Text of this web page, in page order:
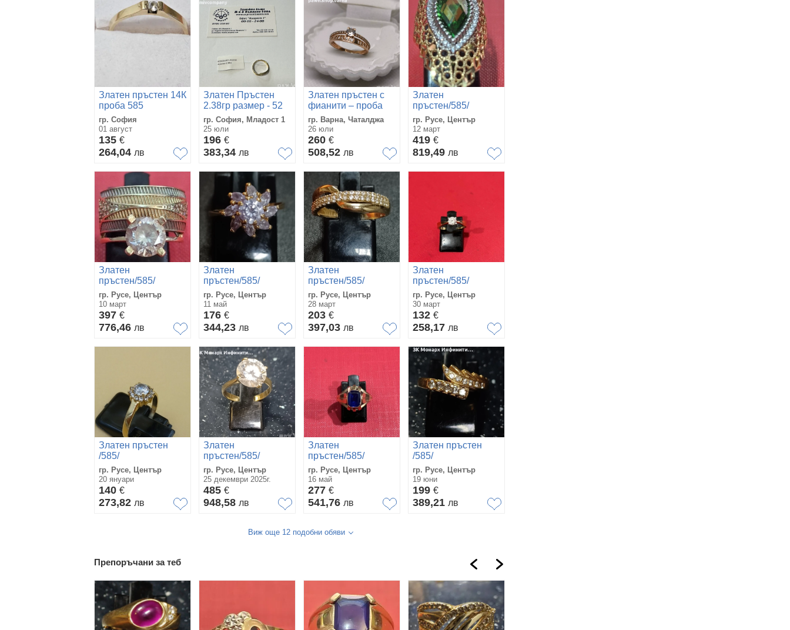
Златен пръстен 14К
проба 585
гр. София
01 август
135 €
264,04 лв
Златен Пръстен
2.38гр размер - 52
гр. София, Младост 1
25 юли
196 €
383,34 лв
Златен пръстен с
фианити – проба
585
гр. Варна, Чаталджа
26 юли
260 €
508,52 лв
Златен
пръстен/585/
гр. Русе, Център
12 март
419 €
819,49 лв
Златен
пръстен/585/
гр. Русе, Център
10 март
397 €
776,46 лв
Златен
пръстен/585/
гр. Русе, Център
11 май
176 €
344,23 лв
Златен
пръстен/585/
гр. Русе, Център
28 март
203 €
397,03 лв
Златен
пръстен/585/
гр. Русе, Център
30 март
132 €
258,17 лв
Златен пръстен
/585/
гр. Русе, Център
20 януари
140 €
273,82 лв
Златен
пръстен/585/
гр. Русе, Център
25 декември 2025г.
485 €
948,58 лв
Златен
пръстен/585/
гр. Русе, Център
16 май
277 €
541,76 лв
Златен пръстен
/585/
гр. Русе, Център
19 юни
199 €
389,21 лв
Виж още 12 подобни обяви
Препоръчани за теб